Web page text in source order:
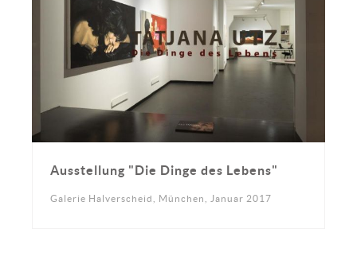
Ausstellung "Die Dinge des Lebens"
Galerie Halverscheid, München, Januar 2017